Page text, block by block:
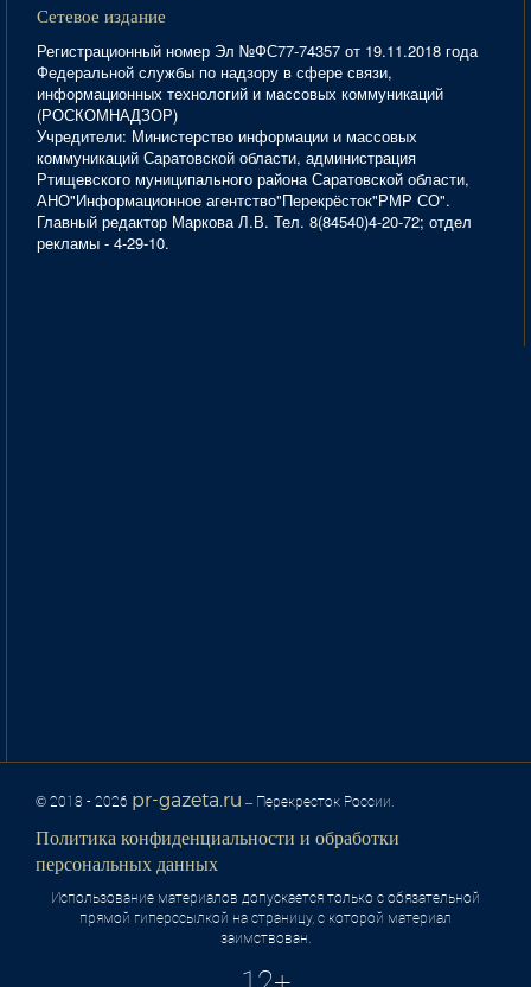
Сетевое издание
Регистрационный номер Эл №ФС77-74357 от 19.11.2018 года
Федеральной службы по надзору в сфере связи,
информационных технологий и массовых коммуникаций
(РОСКОМНАДЗОР)
Учредители: Министерство информации и массовых
коммуникаций Саратовской области, администрация
Ртищевского муниципального района Саратовской области,
АНО"Информационное агентство"Перекрёсток"РМР СО".
Главный редактор Маркова Л.В. Тел. 8(84540)4-20-72; отдел
рекламы - 4-29-10.
© 2018 - 2026 pr-gazeta.ru – Перекресток России.
Политика конфиденциальности и обработки
персональных данных
Использование материалов допускается только с обязательной
прямой гиперссылкой на страницу, с которой материал
заимствован.